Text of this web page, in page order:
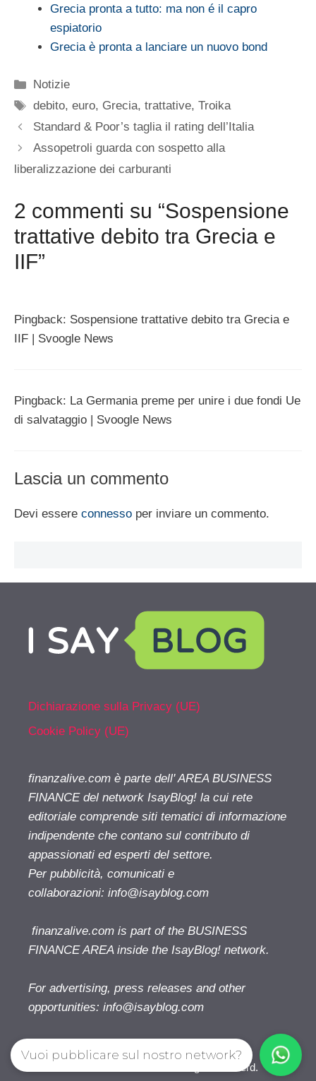
Grecia pronta a tutto: ma non é il capro
espiatorio
Grecia è pronta a lanciare un nuovo bond
Categorie
Notizie
Tag
debito,euro, Grecia,trattative,Troika
Standard & Poor’s taglia il rating dell’Italia
Assopetroli guarda con sospetto alla
liberalizzazione dei carburanti
2 commenti su “Sospensione
trattative debito tra Grecia e
IIF”
Pingback: Sospensione trattative debito tra Grecia e
IIF | Svoogle News
Pingback: La Germania preme per unire i due fondi Ue
di salvataggio | Svoogle News
Lascia un commento
Devi essere connesso per inviare un commento.
Dichiarazione sulla Privacy (UE)
Cookie Policy (UE)
finanzalive.com è parte dell' AREA BUSINESS
FINANCE del network IsayBlog! la cui rete
editoriale comprende siti tematici di informazione
indipendente che contano sul contributo di
appassionati ed esperti del settore.
Per pubblicità, comunicati e
collaborazioni: info@isayblog.com
finanzalive.com is part of the BUSINESS
FINANCE AREA inside the IsayBlog! network.
For advertising, press releases and other
opportunities: info@isayblog.com
Finanzalive.com © 2026. All right reserverd.
Vuoi pubblicare sul nostro network?